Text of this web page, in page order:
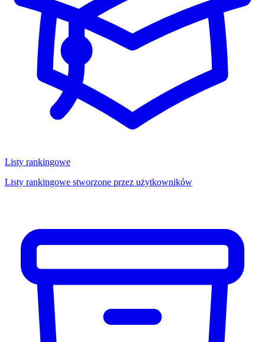
Listy rankingowe
Listy rankingowe stworzone przez użytkowników